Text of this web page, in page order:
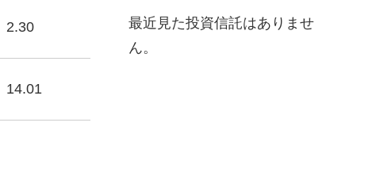
2.30
14.01
最近見た投資信託はありませ
ん。